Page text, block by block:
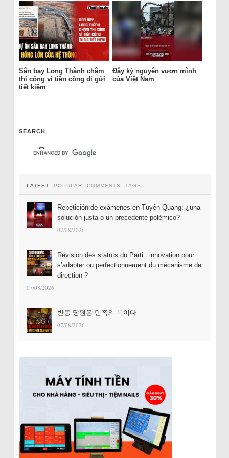
Sân bay Long Thành chậm
thi công vì tiền công đi gửi
tiết kiệm
Đây kỷ nguyên vươn mình
của Việt Nam
SEARCH
LATEST POPULAR COMMENTS TAGS
Repetición de exámenes en Tuyên Quang: ¿una
solución justa o un precedente polémico?
07/08/2026
Révision des statuts du Parti : innovation pour
s’adapter ou perfectionnement du mécanisme de
direction ?
07/08/2026
반동 당원은 민족의 복이다
07/08/2026